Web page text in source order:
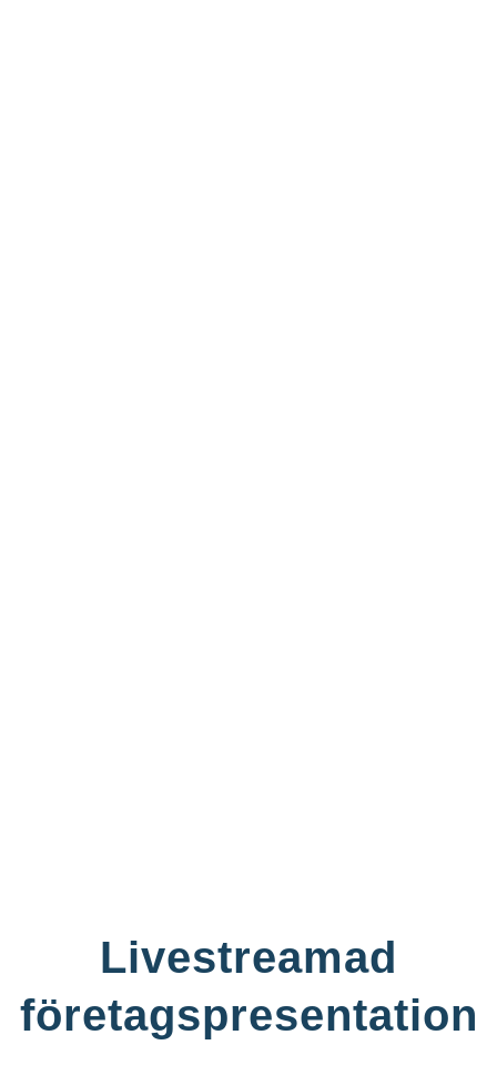
Livestreamad
företagspresentation